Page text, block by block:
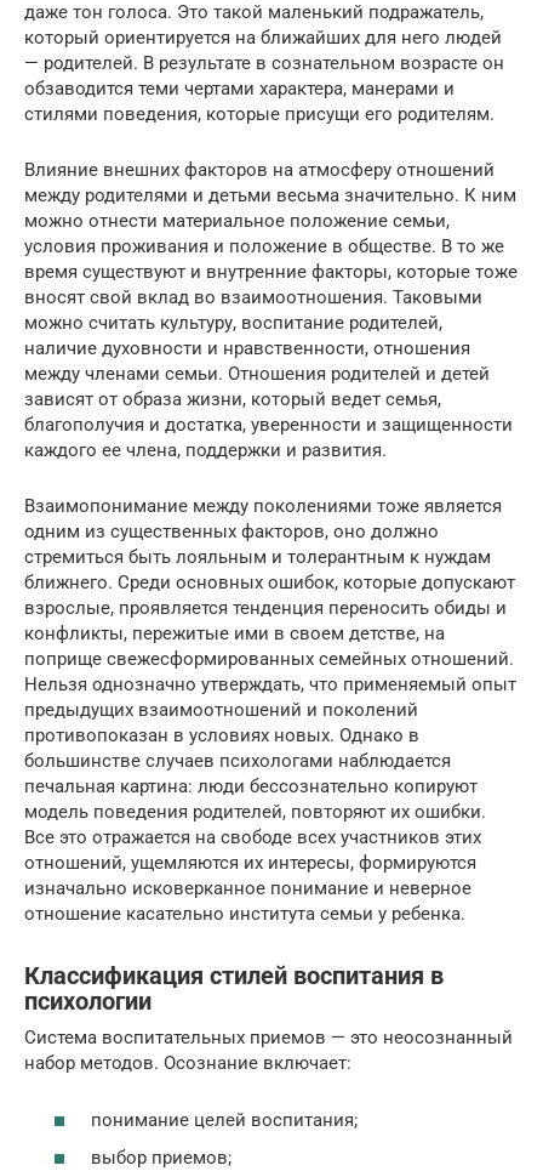
даже тон голоса. Это такой маленький подражатель,
который ориентируется на ближайших для него людей
— родителей. В результате в сознательном возрасте он
обзаводится теми чертами характера, манерами и
стилями поведения, которые присущи его родителям.
Влияние внешних факторов на атмосферу отношений
между родителями и детьми весьма значительно. К ним
можно отнести материальное положение семьи,
условия проживания и положение в обществе. В то же
время существуют и внутренние факторы, которые тоже
вносят свой вклад во взаимоотношения. Таковыми
можно считать культуру, воспитание родителей,
наличие духовности и нравственности, отношения
между членами семьи. Отношения родителей и детей
зависят от образа жизни, который ведет семья,
благополучия и достатка, уверенности и защищенности
каждого ее члена, поддержки и развития.
Взаимопонимание между поколениями тоже является
одним из существенных факторов, оно должно
стремиться быть лояльным и толерантным к нуждам
ближнего. Среди основных ошибок, которые допускают
взрослые, проявляется тенденция переносить обиды и
конфликты, пережитые ими в своем детстве, на
поприще свежесформированных семейных отношений.
Нельзя однозначно утверждать, что применяемый опыт
предыдущих взаимоотношений и поколений
противопоказан в условиях новых. Однако в
большинстве случаев психологами наблюдается
печальная картина: люди бессознательно копируют
модель поведения родителей, повторяют их ошибки.
Все это отражается на свободе всех участников этих
отношений, ущемляются их интересы, формируются
изначально исковерканное понимание и неверное
отношение касательно института семьи у ребенка.
Классификация стилей воспитания в
психологии
Система воспитательных приемов — это неосознанный
набор методов. Осознание включает:
понимание целей воспитания;
выбор приемов;